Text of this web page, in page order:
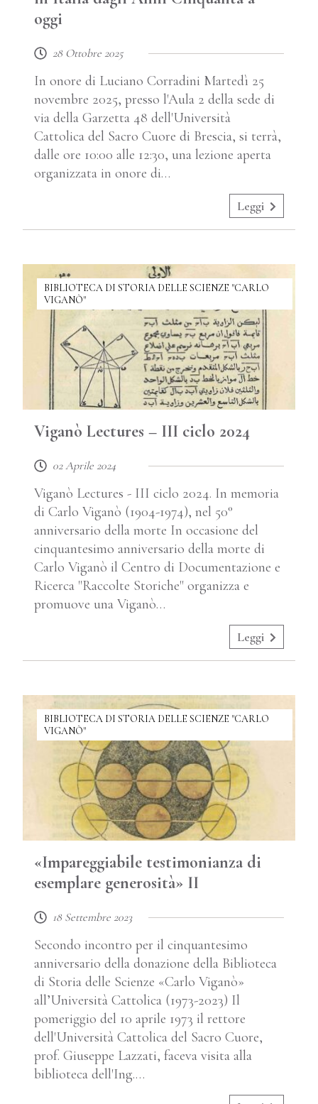
oggi
28 Ottobre 2025
In onore di Luciano Corradini Martedì 25
novembre 2025, presso l'Aula 2 della sede di
via della Garzetta 48 dell'Università
Cattolica del Sacro Cuore di Brescia, si terrà,
dalle ore 10:00 alle 12:30, una lezione aperta
organizzata in onore di…
Leggi
BIBLIOTECA DI STORIA DELLE SCIENZE "CARLO
VIGANÒ"
Viganò Lectures – III ciclo 2024
02 Aprile 2024
Viganò Lectures - III ciclo 2024. In memoria
di Carlo Viganò (1904-1974), nel 50°
anniversario della morte In occasione del
cinquantesimo anniversario della morte di
Carlo Viganò il Centro di Documentazione e
Ricerca "Raccolte Storiche" organizza e
promuove una Viganò…
Leggi
BIBLIOTECA DI STORIA DELLE SCIENZE "CARLO
VIGANÒ"
«Impareggiabile testimonianza di
esemplare generosità» II
18 Settembre 2023
Secondo incontro per il cinquantesimo
anniversario della donazione della Biblioteca
di Storia delle Scienze «Carlo Viganò»
all’Università Cattolica (1973-2023) Il
pomeriggio del 10 aprile 1973 il rettore
dell'Università Cattolica del Sacro Cuore,
prof. Giuseppe Lazzati, faceva visita alla
biblioteca dell'Ing.…